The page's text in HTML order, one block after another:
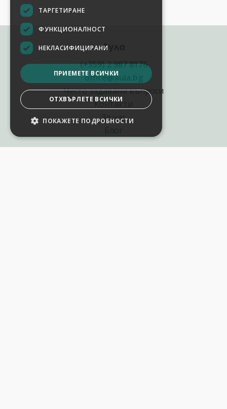
Аула
(+359) 2 987 8176
office@aula.bg
Често задавани въпроси
Контакти
За нас
ТАРГЕТИРАНЕ
ФУНКЦИОНАЛНОСТ
НЕКЛАСИФИЦИРАНИ
ПРИЕМЕТЕ ВСИЧКИ
ОТХВЪРЛЕТЕ ВСИЧКИ
ПОКАЖЕТЕ ПОДРОБНОСТИ